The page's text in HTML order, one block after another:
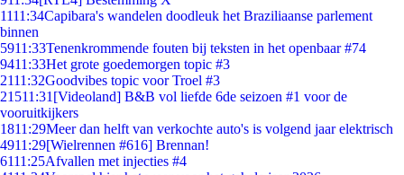
1111:34Capibara's wandelen doodleuk het Braziliaanse parlement
binnen
5911:33Tenenkrommende fouten bij teksten in het openbaar #74
9411:33Het grote goedemorgen topic #3
2111:32Goodvibes topic voor Troel #3
21511:31 [Videoland] B&B vol liefde 6de seizoen #1 voor de
vooruitkijkers
1811:29Meer dan helft van verkochte auto's is volgend jaar elektrisch
4911:29[Wielrennen #616] Brennan!
6111:25Afvallen met injecties #4